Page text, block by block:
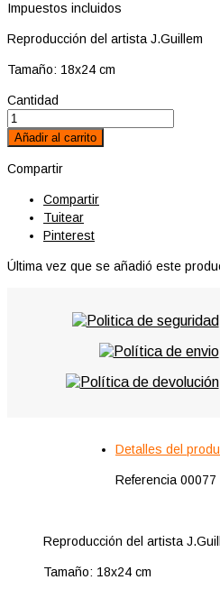
Impuestos incluidos
Reproducción del artista J.Guillem
Tamaño: 18x24 cm
Cantidad
Añadir al carrito
Compartir
Compartir
Tuitear
Pinterest
Última vez que se añadió este
Detalles del
Referencia 00077
Reproducción del artista
Tamaño: 18x24 cm